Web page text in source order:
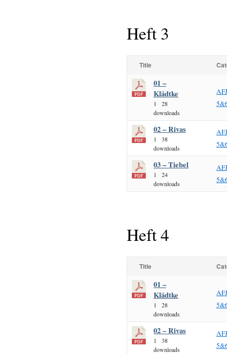
Heft 3
Title
01 –
Klädtke
1
28
downloads
02 – Rivas
1
38
downloads
03 – Tiebel
1
24
downloads
Heft 4
Title
01 –
Klädtke
1
28
downloads
02 – Rivas
1
38
downloads